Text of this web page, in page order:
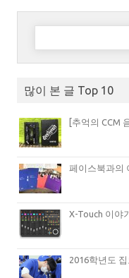
다음 검색:
많이 본 글 Top 10
[추억의 CCM
페이스북과의
X-Touch 이야
2016학년도 집